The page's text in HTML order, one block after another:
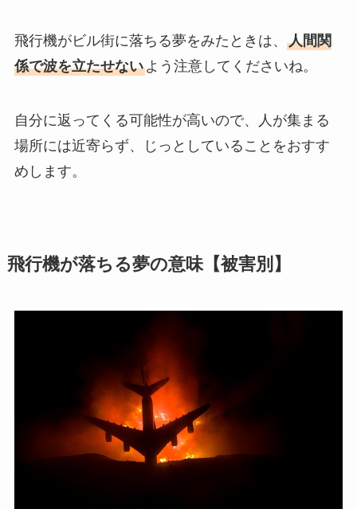
飛行機がビル街に落ちる夢をみたときは、 人間関
係で波を立たせないよう注意してくださいね。
自分に返ってくる可能性が高いので、人が集まる
場所には近寄らず、じっとしていることをおすす
めします。
飛行機が落ちる夢の意味【被害別】